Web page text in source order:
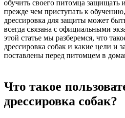
обучить своего питомца защищать
прежде чем приступать к
дрессировка для защиты может
всегда связана с официальными
этой статье мы разберемся, что
дрессировка собак и какие цели и
поставлены перед питомцем в
Что такое
дрессировка собак?